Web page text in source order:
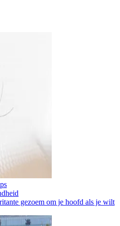
gezoem om je hoofd als je wilt